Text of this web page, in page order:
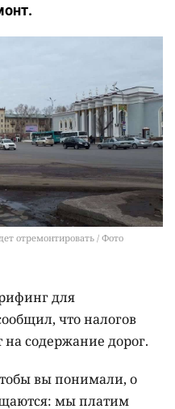
отремонтировать / Фото
для
что налогов
на содержание дорог.
вы понимали, о
мы платим